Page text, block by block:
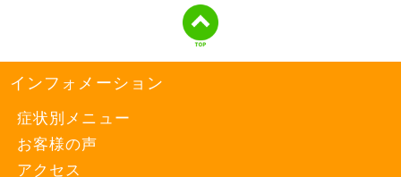
インフォメーション
症状別メニュー
お客様の声
アクセス